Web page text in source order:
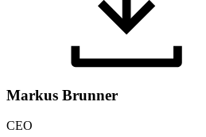
Markus Brunner
CEO